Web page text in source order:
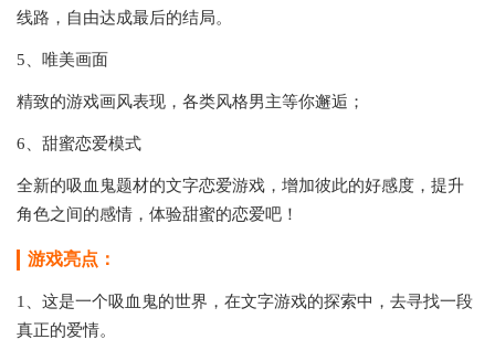
线路，自由达成最后的结局。
5、唯美画面
精致的游戏画风表现，各类风格男主等你邂逅；
6、甜蜜恋爱模式
全新的吸血鬼题材的文字恋爱游戏，增加彼此的好感度，提升
角色之间的感情，体验甜蜜的恋爱吧！
游戏亮点：
1、这是一个吸血鬼的世界，在文字游戏的探索中，去寻找一段
真正的爱情。